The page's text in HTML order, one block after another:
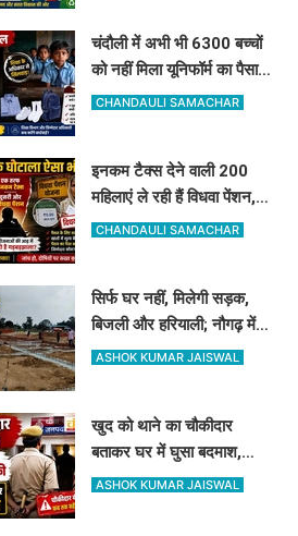
चंदौली में अभी भी 6300 बच्चों
को नहीं मिला यूनिफॉर्म का पैसा,
अधिकारी दे रहे हैं ऐसी दलील
CHANDAULI SAMACHAR
इनकम टैक्स देने वाली 200
महिलाएं ले रही हैं विधवा पेंशन,
आधार कार्ड ने खोली पोल, होगी
CHANDAULI SAMACHAR
सिर्फ घर नहीं, मिलेगी सड़क,
बिजली और हरियाली; नौगढ़ में
क्लस्टर आवास से बदलेगी 62
ASHOK KUMAR JAISWAL
खुद को थाने का चौकीदार
बताकर घर में घुसा बदमाश,
महिला और पति से मारपीट, दांत
ASHOK KUMAR JAISWAL